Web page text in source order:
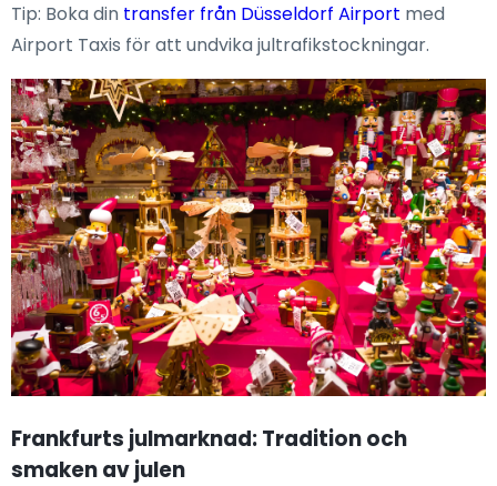
Tip: Boka din transfer från Düsseldorf Airport med
Airport Taxis för att undvika jultrafikstockningar.
Frankfurts julmarknad: Tradition och
smaken av julen